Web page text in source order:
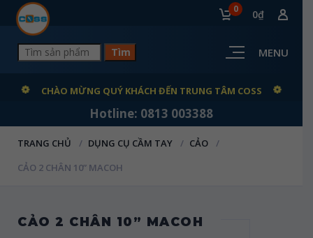
0 0₫
MENU
CHÀO MỪNG QUÝ KHÁCH ĐẾN TRUNG TÂM COSS
Hotline: 0813 003388
TRANG CHỦ DỤNG CỤ CẦM TAY
CẢO
CẢO 2 CHÂN 10” MACOH
CẢO 2 CHÂN 10” MACOH